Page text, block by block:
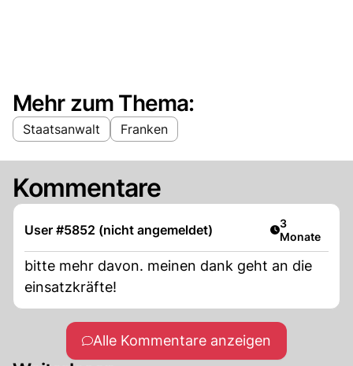
Mehr zum Thema:
Staatsanwalt Franken
Kommentare
User #5852 (nicht angemeldet) Artikel
3
Monate
bitte mehr davon. meinen dank geht an die
einsatzkräfte!
Alle Kommentare anzeigen